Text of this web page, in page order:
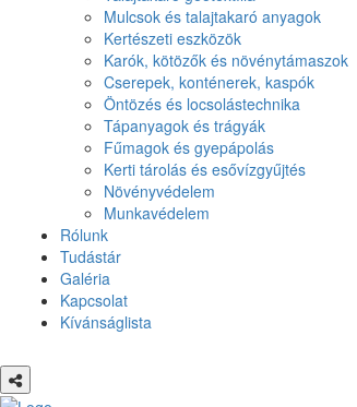
Mulcsok és talajtakaró anyagok
Kertészeti eszközök
Karók, kötözők és növénytámaszok
Cserepek, konténerek, kaspók
Öntözés és locsolástechnika
Tápanyagok és trágyák
Fűmagok és gyepápolás
Kerti tárolás és esővízgyűjtés
Növényvédelem
Munkavédelem
Rólunk
Tudástár
Galéria
Kapcsolat
Kívánságlista